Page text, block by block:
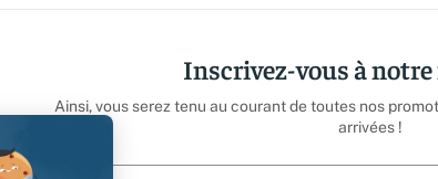
Inscrivez-vous à
Ainsi, vous serez tenu au courant de toutes nos
arrivées !